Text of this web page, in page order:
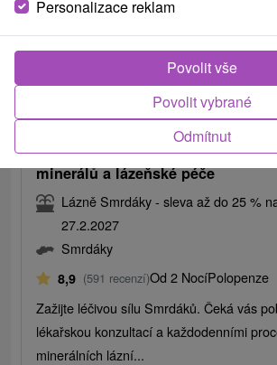
od
ZDRAVÍ VE SMRDÁCÍCH - léčivý
minerálů a lázeňské péče
Lázně Smrdáky - sleva až do 25 %
27.2.2027
Smrdáky
8,9 (591 recenzí)Od 2 NocíPolopenze
Zažijte léčivou sílu Smrdáků. Čeká vás
lékařskou konzultací a každodenními
minerálních lázní...
Personalizace reklam
Odmítnut
Povolit vybrané
Povolit vše